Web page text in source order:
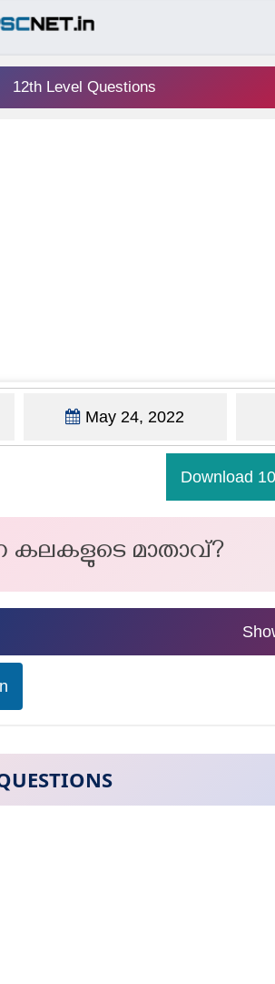
12th Level Questions
May 24, 2022
Download
മാതാവ്?